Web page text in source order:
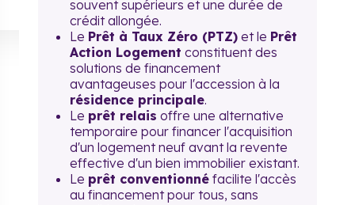
souvent supérieurs et une durée de
crédit allongée.
Le Prêt à Taux Zéro (PTZ) et le Prêt
Action Logement constituent des
solutions de financement
avantageuses pour l'accession à la
résidence principale.
Le prêt relais offre une alternative
temporaire pour financer l'acquisition
d'un logement neuf avant la revente
effective d'un bien immobilier existant.
Le prêt conventionné facilite l'accès
au financement pour tous, sans